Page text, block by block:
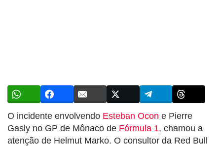
O incidente envolvendo Esteban Ocon e Pierre
Gasly no GP de Mônaco de Fórmula 1, chamou a
atenção de Helmut Marko. O consultor da Red Bull